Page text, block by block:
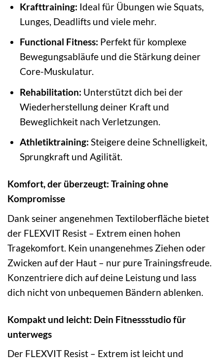
Krafttraining: Ideal für Übungen wie Squats,
Lunges, Deadlifts und viele mehr.
Functional Fitness: Perfekt für komplexe
Bewegungsabläufe und die Stärkung deiner
Core-Muskulatur.
Rehabilitation: Unterstützt dich bei der
Wiederherstellung deiner Kraft und
Beweglichkeit nach Verletzungen.
Athletiktraining: Steigere deine Schnelligkeit,
Sprungkraft und Agilität.
Komfort, der überzeugt: Training ohne
Kompromisse
Dank seiner angenehmen Textiloberfläche bietet
der FLEXVIT Resist – Extrem einen hohen
Tragekomfort. Kein unangenehmes Ziehen oder
Zwicken auf der Haut – nur pure Trainingsfreude.
Konzentriere dich auf deine Leistung und lass
dich nicht von unbequemen Bändern ablenken.
Kompakt und leicht: Dein Fitnessstudio für
unterwegs
Der FLEXVIT Resist – Extrem ist leicht und